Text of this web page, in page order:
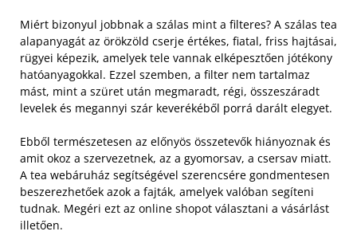
Miért bizonyul jobbnak a szálas mint a filteres? A szálas tea
alapanyagát az örökzöld cserje értékes, fiatal, friss hajtásai,
rügyei képezik, amelyek tele vannak elképesztően jótékony
hatóanyagokkal. Ezzel szemben, a filter nem tartalmaz
mást, mint a szüret után megmaradt, régi, összeszáradt
levelek és megannyi szár keverékéből porrá darált elegyet.
Ebből természetesen az előnyös összetevők hiányoznak és
amit okoz a szervezetnek, az a gyomorsav, a csersav miatt.
A tea webáruház segítségével szerencsére gondmentesen
beszerezhetőek azok a fajták, amelyek valóban segíteni
tudnak. Megéri ezt az online shopot választani a vásárlást
illetően.